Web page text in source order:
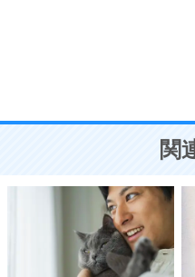
ことが大
関